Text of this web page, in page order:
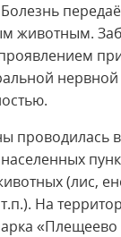
животным.
проводилась
(лис,
На
«Плещеево